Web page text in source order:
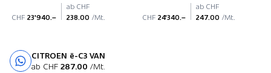
CHF 23'940.–
ab CHF
238.00 /Mt. CHF 24'340.–
ab CHF
247.00 /Mt.
CITROEN ë-C3 VAN
ab CHF 287.00 /Mt.